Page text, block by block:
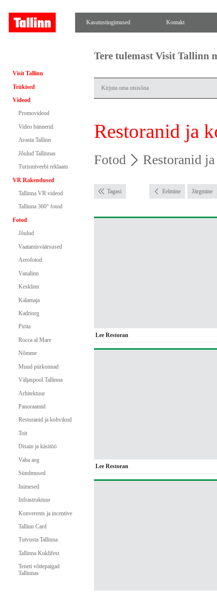
Kasutustingimused Kontakt
Visit Tallinn
Trükised
Videod
Promovideod
Video bännerid
Avasta Tallinn
Jõulud Tallinnas
Turismiveebi reklaam
VR Rakendused
Tallinna VR videod
Tallinna 360° fotod
Fotod
Jõulud
Vaatamisväärsused
Aerofotod
Vanalinn
Kesklinn
Kalamaja
Kadriorg
Pirita
Rocca al Mare
Nõmme
Muud piirkonnad
Väljaspool Tallinna
Arhitektuur
Panoraamid
Restoranid ja kohvikud
Toit
Disain ja käsitöö
Vaba aeg
Sündmused
Inimesed
Infrastruktuur
Konverents ja incentive
Tallinn Card
Tutvusta Tallinna
Tallinna Kuklifest
Teneti võttepaigad
Tallinnas
Tere tulemast Visit Tallinn
Restoranid ja
Fotod Restoranid
Tagasi Eelmine Järgmine
Lee Restoran
Lee Restoran